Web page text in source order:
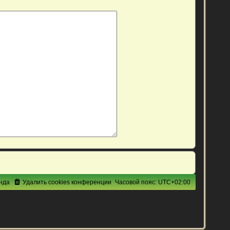
Часовой пояс:UTC+02:00
Удалить cookies конференции